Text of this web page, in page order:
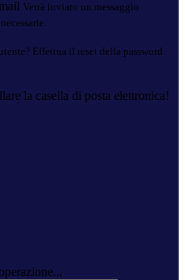
Verrà inviato un messaggio
Effettua il reset della password
la casella di posta elettronica!